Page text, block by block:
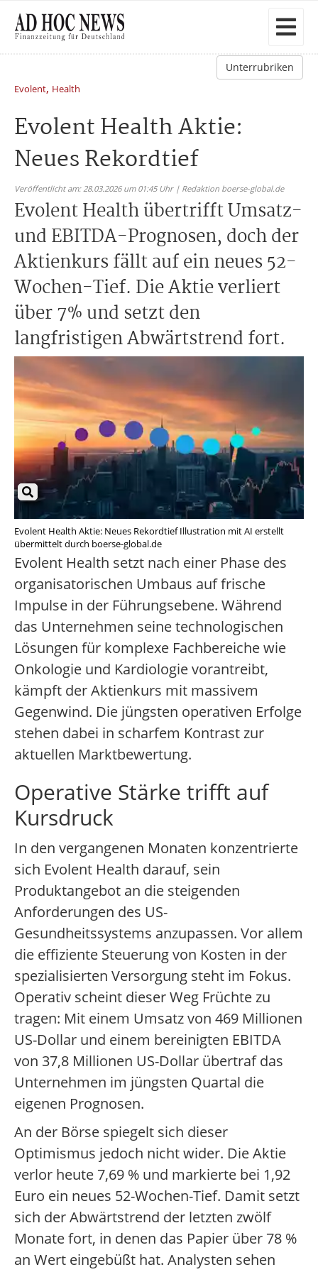
Unterrubriken
Evolent, Health
Evolent Health Aktie:
Neues Rekordtief
Veröffentlicht am: 28.03.2026 um 01:45 Uhr | Redaktion boerse-global.de
Evolent Health übertrifft Umsatz-
und EBITDA-Prognosen, doch der
Aktienkurs fällt auf ein neues 52-
Wochen-Tief. Die Aktie verliert
über 7% und setzt den
langfristigen Abwärtstrend fort.
Evolent Health Aktie: Neues Rekordtief Illustration mit AI erstellt
übermittelt durch boerse-global.de
Evolent Health setzt nach einer Phase des
organisatorischen Umbaus auf frische
Impulse in der Führungsebene. Während
das Unternehmen seine technologischen
Lösungen für komplexe Fachbereiche wie
Onkologie und Kardiologie vorantreibt,
kämpft der Aktienkurs mit massivem
Gegenwind. Die jüngsten operativen Erfolge
stehen dabei in scharfem Kontrast zur
aktuellen Marktbewertung.
Operative Stärke trifft auf
Kursdruck
In den vergangenen Monaten konzentrierte
sich Evolent Health darauf, sein
Produktangebot an die steigenden
Anforderungen des US-
Gesundheitssystems anzupassen. Vor allem
die effiziente Steuerung von Kosten in der
spezialisierten Versorgung steht im Fokus.
Operativ scheint dieser Weg Früchte zu
tragen: Mit einem Umsatz von 469 Millionen
US-Dollar und einem bereinigten EBITDA
von 37,8 Millionen US-Dollar übertraf das
Unternehmen im jüngsten Quartal die
eigenen Prognosen.
An der Börse spiegelt sich dieser
Optimismus jedoch nicht wider. Die Aktie
verlor heute 7,69 % und markierte bei 1,92
Euro ein neues 52-Wochen-Tief. Damit setzt
sich der Abwärtstrend der letzten zwölf
Monate fort, in denen das Papier über 78 %
an Wert eingebüßt hat. Analysten sehen